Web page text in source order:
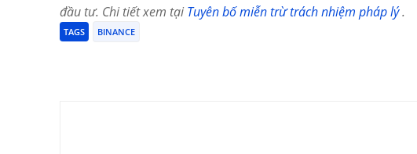
đầu tư. Chi tiết xem tạiTuyên bố miễn trừ trách nhiệm pháp lý.
TAGS BINANCE